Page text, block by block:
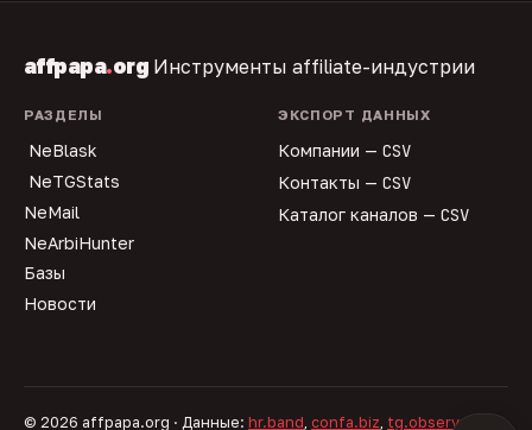
affpapa.org Инструменты affiliate-индустрии
РАЗДЕЛЫ
NeBlask
NeTGStats
NeMail
NeArbiHunter
Базы
Новости
ЭКСПОРТ ДАННЫХ
Компании — CSV
Контакты — CSV
Каталог каналов — CSV
© 2026 affpapa.org · Данные: hr.band confa.biz tg.observer